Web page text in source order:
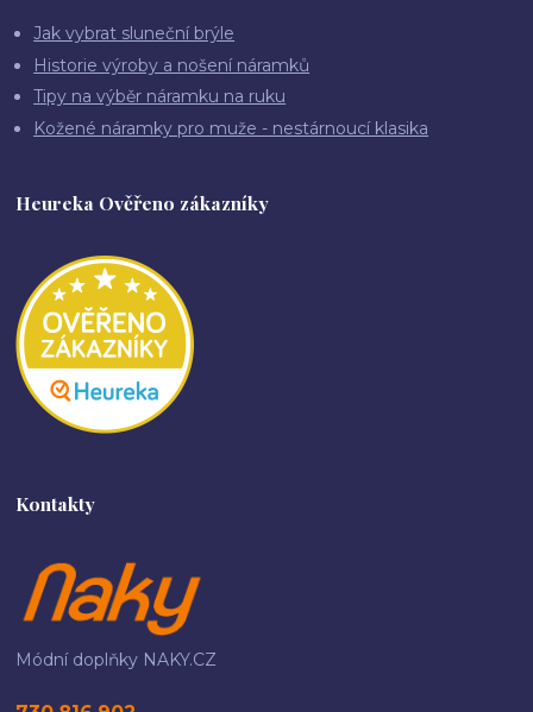
Jak vybrat sluneční brýle
Historie výroby a nošení náramků
Tipy na výběr náramku na ruku
Kožené náramky pro muže - nestárnoucí klasika
Heureka Ověřeno zákazníky
Kontakty
Módní doplňky NAKY.CZ